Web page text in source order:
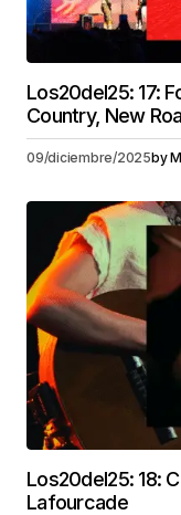
Los20del25: 17:
Country, New
09/diciembre/2025by
Los20del25: 18:
Lafourcade